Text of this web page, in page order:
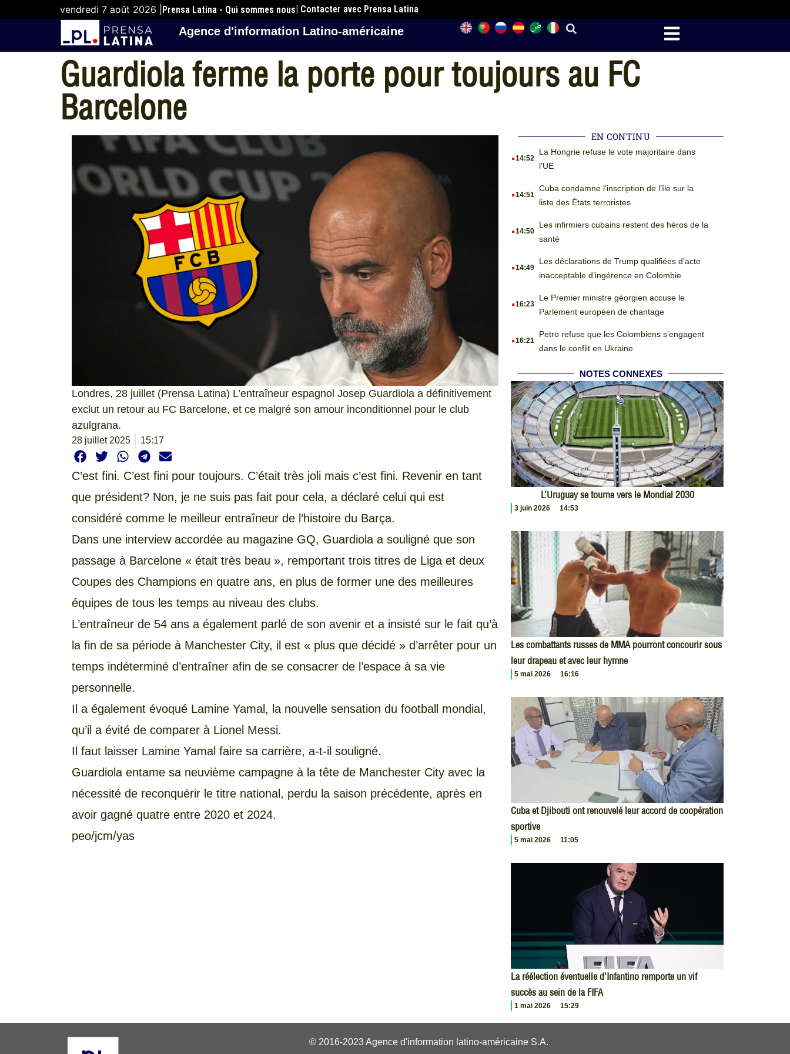
vendredi 7 août 2026 | Prensa Latina - Qui sommes nous| Contacter avec Prensa Latina
Agence d'information Latino-américaine
Guardiola ferme la porte pour toujours au FC
Barcelone
Londres, 28 juillet (Prensa Latina) L’entraîneur espagnol Josep Guardiola a définitivement
exclut un retour au FC Barcelone, et ce malgré son amour inconditionnel pour le club
azulgrana.
28 juillet 2025 15:17
C’est fini. C’est fini pour toujours. C’était très joli mais c’est fini. Revenir en tant
que président? Non, je ne suis pas fait pour cela, a déclaré celui qui est
considéré comme le meilleur entraîneur de l’histoire du Barça.
Dans une interview accordée au magazine GQ, Guardiola a souligné que son
passage à Barcelone « était très beau », remportant trois titres de Liga et deux
Coupes des Champions en quatre ans, en plus de former une des meilleures
équipes de tous les temps au niveau des clubs.
L’entraîneur de 54 ans a également parlé de son avenir et a insisté sur le fait qu’à
la fin de sa période à Manchester City, il est « plus que décidé » d’arrêter pour un
temps indéterminé d’entraîner afin de se consacrer de l’espace à sa vie
personnelle.
Il a également évoqué Lamine Yamal, la nouvelle sensation du football mondial,
qu’il a évité de comparer à Lionel Messi.
Il faut laisser Lamine Yamal faire sa carrière, a-t-il souligné.
Guardiola entame sa neuvième campagne à la tête de Manchester City avec la
nécessité de reconquérir le titre national, perdu la saison précédente, après en
avoir gagné quatre entre 2020 et 2024.
peo/jcm/yas
EN CONTINU
.14:52
La Hongrie refuse le vote majoritaire dans
l’UE
.14:51
Cuba condamne l’inscription de l’île sur la
liste des États terroristes
.14:50
Les infirmiers cubains restent des héros de la
santé
.14:49
Les déclarations de Trump qualifiées d’acte
inacceptable d’ingérence en Colombie
.16:23
Le Premier ministre géorgien accuse le
Parlement européen de chantage
.16:21
Petro refuse que les Colombiens s’engagent
dans le conflit en Ukraine
NOTES CONNEXES
L’Uruguay se tourne vers le Mondial 2030
3 juin 2026 14:53
Les combattants russes de MMA pourront concourir sous
leur drapeau et avec leur hymne
5 mai 2026 16:16
Cuba et Djibouti ont renouvelé leur accord de coopération
sportive
5 mai 2026 11:05
La réélection éventuelle d’Infantino remporte un vif
succès au sein de la FIFA
1 mai 2026 15:29
© 2016-2023 Agence d'information latino-américaine S.A.